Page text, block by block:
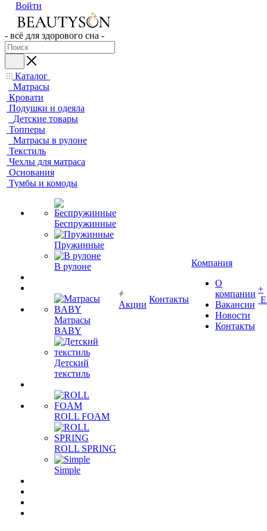
Войти
- всё для здорового сна -
Каталог
Матрасы
Кровати
Подушки и одеяла
Детские товары
Топперы
Матрасы в рулоне
Текстиль
Чехлы для матраса
Основания
Тумбы и комоды
Беспружинные
Пружинные
В рулоне
Матрасы
BABY
Детский
текстиль
ROLL FOAM
ROLL SPRING
Simple
Акции
Контакты
Компания
О
компании
Вакансии
Новости
Контакты
+